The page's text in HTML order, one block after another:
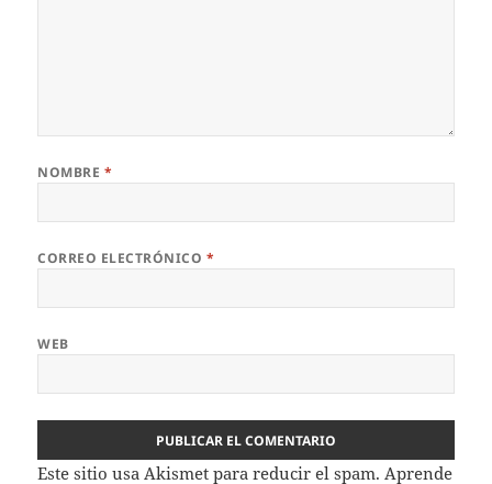
NOMBRE *
CORREO ELECTRÓNICO *
WEB
Este sitio usa Akismet para reducir el spam.Aprende